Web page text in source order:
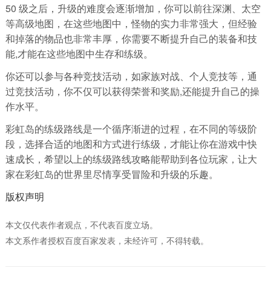
50 级之后，升级的难度会逐渐增加，你可以前往深渊、太空
等高级地图，在这些地图中，怪物的实力非常强大，但经验
和掉落的物品也非常丰厚，你需要不断提升自己的装备和技
能,才能在这些地图中生存和练级。
你还可以参与各种竞技活动，如家族对战、个人竞技等，通
过竞技活动，你不仅可以获得荣誉和奖励,还能提升自己的操
作水平。
彩虹岛的练级路线是一个循序渐进的过程，在不同的等级阶
段，选择合适的地图和方式进行练级，才能让你在游戏中快
速成长，希望以上的练级路线攻略能帮助到各位玩家，让大
家在彩虹岛的世界里尽情享受冒险和升级的乐趣。
版权声明
本文仅代表作者观点，不代表百度立场。
本文系作者授权百度百家发表，未经许可，不得转载。